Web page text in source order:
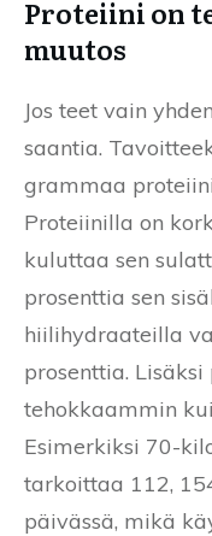
Proteiini on
muutos
Jos teet vain
saantia.
grammaa
Proteiinilla on
kuluttaa sen
prosenttia sen
hiilihydraateilla
prosenttia.
tehokkaammin
Esimerkiksi 70-
tarkoittaa 112,
päivässä, mikä